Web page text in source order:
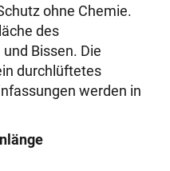
ohne Chemie.
des
Bissen. Die
durchlüftetes
werden in